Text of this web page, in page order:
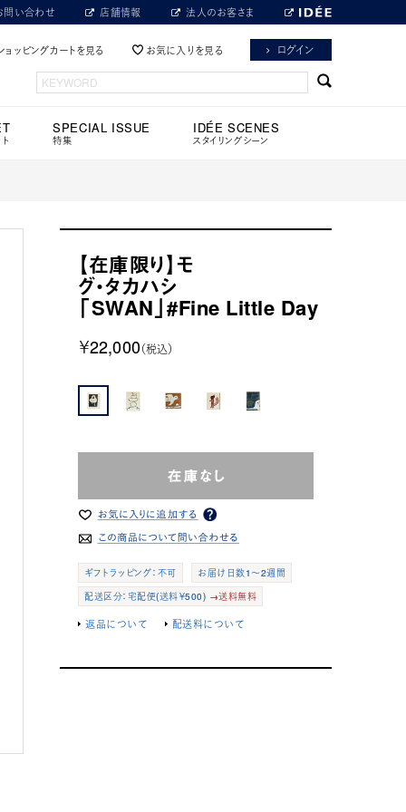
問い合わせ 店舗情報 法人のお客さま
ョッピングカートを見る お気に入りを見る ログイン
SPECIAL ISSUE
特集
IDÉE SCENES
スタイリングシーン
【在庫限り】モ
グ・タカハシ
「SWAN」#Fine Little Day
￥22,000（税込）
ギフトラッピング：不可
お届け日数1～2週間
配送区分：宅配便(送料￥500) →送料無料
返品について 配送料について